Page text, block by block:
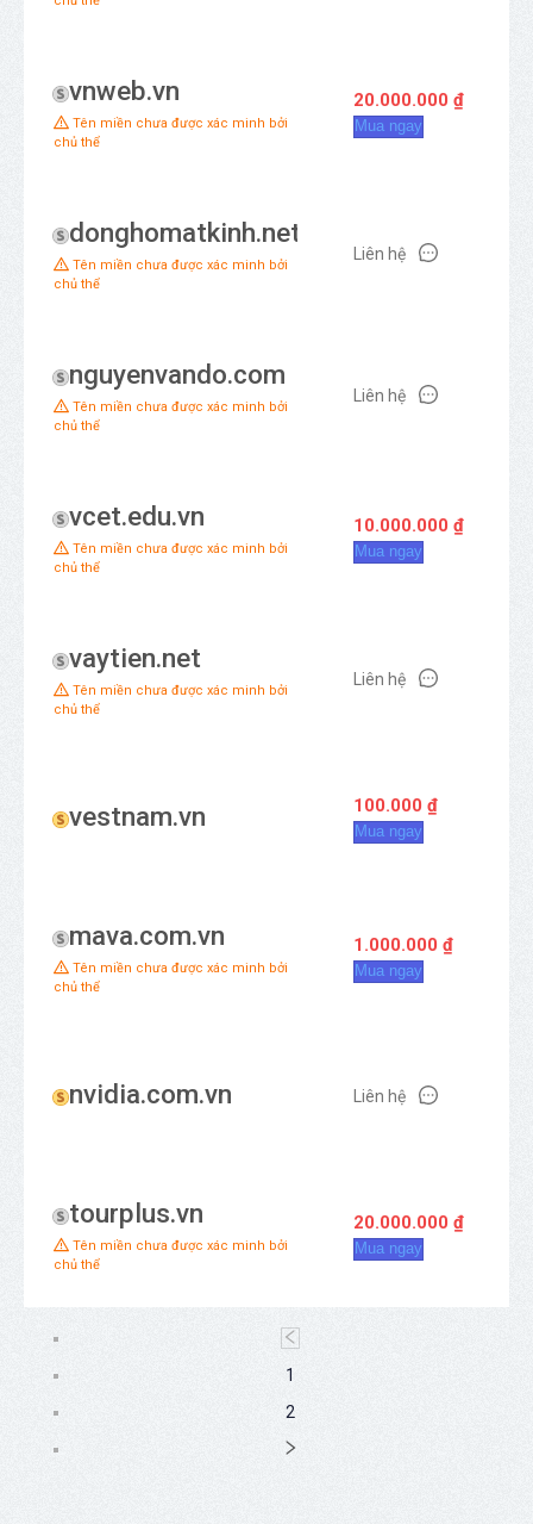
vnweb.vn
Tên miền chưa được xác minh bởi
chủ thể
20.000.000 ₫
Mua ngay
donghomatkinh.net
Tên miền chưa được xác minh bởi
chủ thể
Liên hệ
nguyenvando.com
Tên miền chưa được xác minh bởi
chủ thể
Liên hệ
vcet.edu.vn
Tên miền chưa được xác minh bởi
chủ thể
10.000.000 ₫
Mua ngay
vaytien.net
Tên miền chưa được xác minh bởi
chủ thể
Liên hệ
vestnam.vn 100.000 ₫
Mua ngay
mava.com.vn
Tên miền chưa được xác minh bởi
chủ thể
1.000.000 ₫
Mua ngay
nvidia.com.vn Liên hệ
tourplus.vn
Tên miền chưa được xác minh bởi
chủ thể
20.000.000 ₫
Mua ngay
1
2